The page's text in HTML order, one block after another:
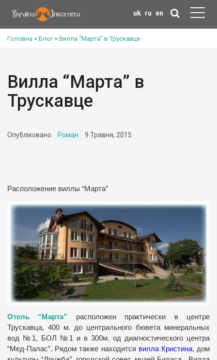
uk ru en
Головна > Блог> Вилла “Марта” в Трускавце
Вилла “Марта” в
Трускавце
Опубліковано Роман 9 Травня, 2015
Расположение виллы “Марта”
Отель “Марта” расположен практически в центре
Трускавца, 400 м. до центрального бювета минеральных
вод №1, БОЛ №1 и в 300м. од диагностического центра
“Мед-Палас”. Рядом также находится вилла Кристина, дом